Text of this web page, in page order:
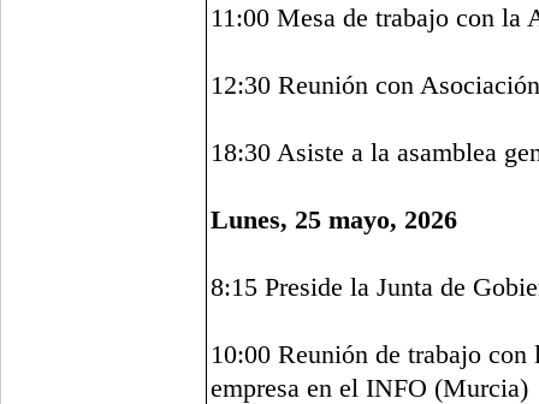
11:00 Mesa de trabajo con la
12:30 Reunión con
18:30 Asiste a la asamblea
Lunes, 25 mayo, 2026
8:15 Preside la Junta de
10:00 Reunión de trabajo
empresa en el INFO (Murcia)